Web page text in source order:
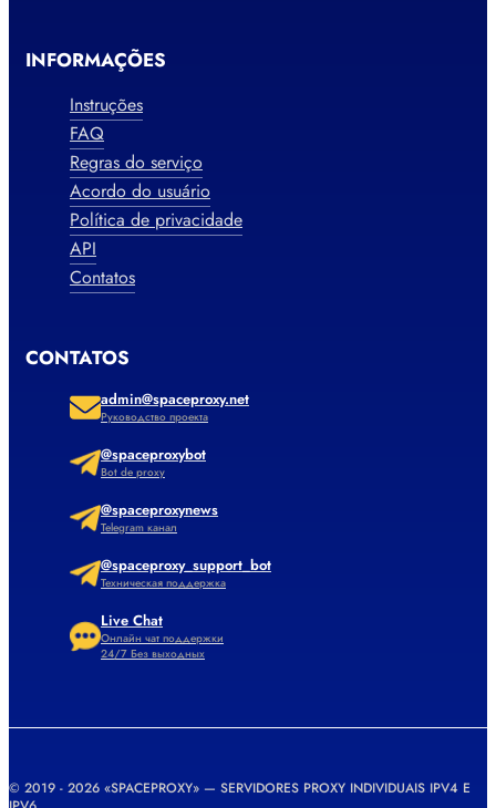
INFORMAÇÕES
Instruções
FAQ
Regras do serviço
Acordo do usuário
Política de privacidade
API
Contatos
CONTATOS
admin@spaceproxy.net
Руководство проекта
@spaceproxybot
Bot de proxy
@spaceproxynews
Telegram канал
@spaceproxy_support_bot
Техническая поддержка
Live Chat
Онлайн чат поддержки
24/7 Без выходных
© 2019 - 2026 «SPACEPROXY» — SERVIDORES PROXY INDIVIDUAIS IPV4 E